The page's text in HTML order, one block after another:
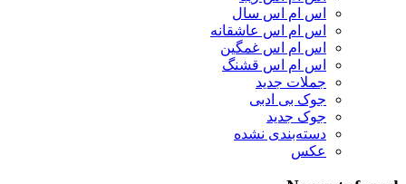
اس ام اس سال
اس ام اس عاشقانه
اس ام اس غمگین
اس ام اس قشنگ
جملات جدید
جوک بی ادبی
جوک جدید
دسته‌بندی نشده
عکس